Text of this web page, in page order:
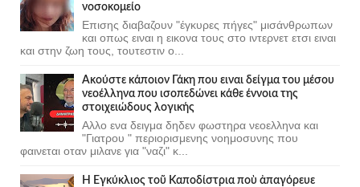
νοσοκομείο
Επισης διαβαζουν "έγκυρες πήγες" μισάνθρωπων
και οπως ειναι η εικονα τους στο ιντερνετ ετσι ειναι
και στην ζωη τους, τουτεστιν ο...
Ακούστε κάποιον Γάκη που ειναι δείγμα του μέσου
νεοέλληνα που ισοπεδώνει κάθε έννοια της
στοιχειώδους λογικής
Αλλο ενα δειγμα δηδεν φωστηρα νεοελληνα και
"Γιατρου " περιορισμενης νοημοσυνης που
φαινεται οταν μιλανε για "ναζι" κ...
Ἡ Ἐγκύκλιος τοῦ Καποδίστρια ποὺ ἀπαγόρευε